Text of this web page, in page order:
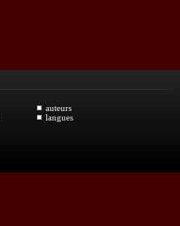
auteurs
langues